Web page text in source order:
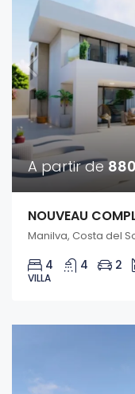
A partir de
Manilva, Costa del
4 4 2
VILLA